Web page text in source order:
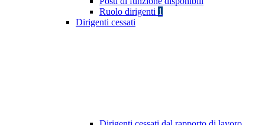
Ruolo dirigenti 1
Dirigenti cessati